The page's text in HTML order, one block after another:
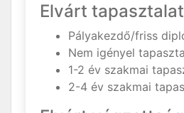
Elvárt tapasztalat
Pályakezdő/friss
Nem igényel
1-2 év szakmai
2-4 év szakmai